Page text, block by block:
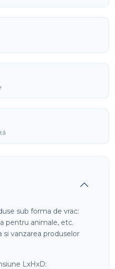
sub forma de vrac:
pentru animale, etc.
vanzarea produselor
LxHxD: